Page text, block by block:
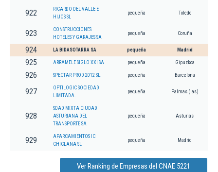
922
RICARDO DEL VALLE E
HIJOS SL
pequeña Toledo
923
CONSTRUCCIONES
HOTELES Y GARAJES SA
pequeña Coruña
924 LA BIDASOTARRA SA pequeña Madrid
925 ARRAMELE SIGLO XXI SA pequeña Gipuzkoa
926 SPECTAR PROD 2012 SL. pequeña Barcelona
927
OPTILOGIC SOCIEDAD
LIMITADA.
pequeña Palmas (las)
928
SDAD MIXTA CIUDAD
ASTURIANA DEL
TRANSPORTE SA
pequeña Asturias
929
APARCAMIENTOS IC
CHICLANA SL
pequeña Madrid
Ver Ranking de Empresas del CNAE 5221